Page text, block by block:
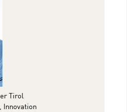
Tirol
Innovation